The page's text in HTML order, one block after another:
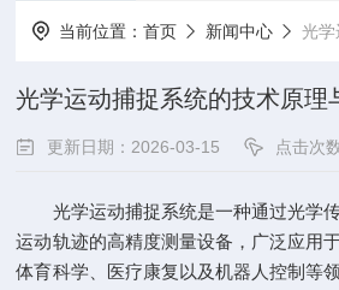
当前位置：首页 新闻中心 光学运
光学运动捕捉系统的技术原理
更新日期：2026-03-15 点击次
光学运动捕捉系统是一种通过光学
运动轨迹的高精度测量设备，广泛应用
体育科学、医疗康复以及机器人控制等